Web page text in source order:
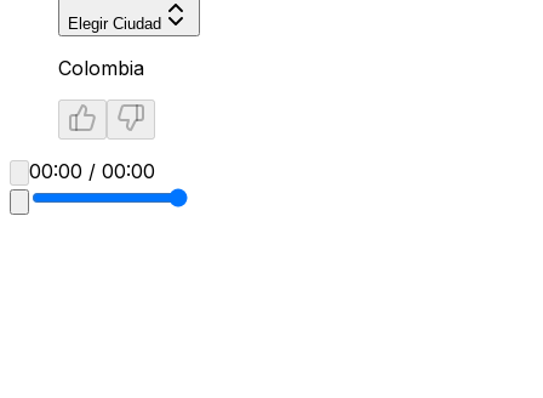
Elegir Ciudad
Colombia
00:00 / 00:00